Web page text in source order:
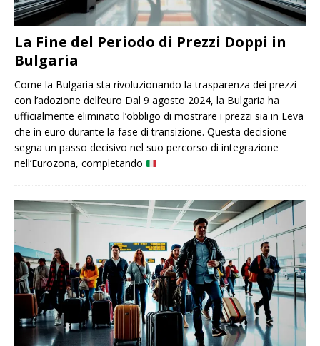
La Fine del Periodo di Prezzi Doppi in
Bulgaria
Come la Bulgaria sta rivoluzionando la trasparenza dei prezzi
con l’adozione dell’euro Dal 9 agosto 2024, la Bulgaria ha
ufficialmente eliminato l’obbligo di mostrare i prezzi sia in Leva
che in euro durante la fase di transizione. Questa decisione
segna un passo decisivo nel suo percorso di integrazione
nell’Eurozona, completando